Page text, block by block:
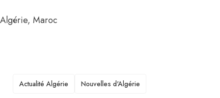
Algérie, Maroc
TAGS
Actualité Algérie Nouvelles d'Algérie